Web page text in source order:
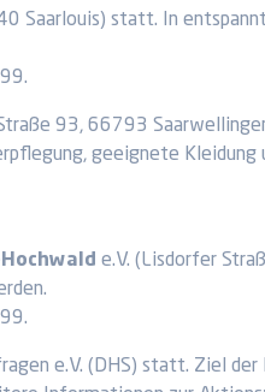
Saarlouis) statt. In
93, 66793
geeignete Kleidung
e.V. (Lisdorfer
e.V. (DHS) statt. Ziel der